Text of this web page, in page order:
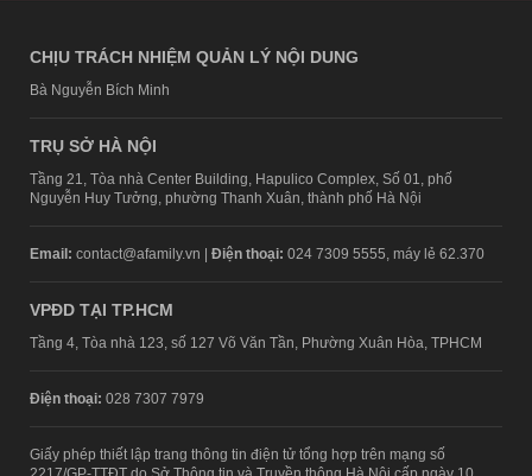
CHỊU TRÁCH NHIỆM QUẢN LÝ NỘI DUNG
Bà Nguyễn Bích Minh
TRỤ SỞ HÀ NỘI
Tầng 21, Tòa nhà Center Building, Hapulico Complex, Số 01, phố
Nguyễn Huy Tưởng, phường Thanh Xuân, thành phố Hà Nội
Email: contact@afamily.vn | Điện thoại: 024 7309 5555, máy lẻ 62.370
VPĐD TẠI TP.HCM
Tầng 4, Tòa nhà 123, số 127 Võ Văn Tần, Phường Xuân Hòa, TPHCM
Điện thoại: 028 7307 7979
Giấy phép thiết lập trang thông tin điện tử tổng hợp trên mạng số